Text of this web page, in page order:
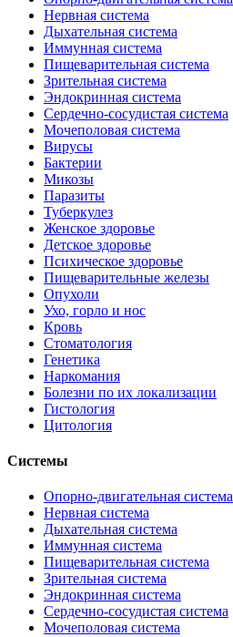
Нервная система
Дыхательная система
Иммунная система
Пищеварительная система
Зрительная система
Эндокринная система
Сердечно-сосудистая система
Мочеполовая система
Вирусы
Бактерии
Микозы
Паразиты
Туберкулез
Женское здоровье
Детское здоровье
Психическое здоровье
Пищеварительные железы
Опухоли
Ухо, горло и нос
Кровь
Стоматология
Генетика
Наркомания
Болезни по их локализации
Гистология
Цитология
Системы
Опорно-двигательная система
Нервная система
Дыхательная система
Иммунная система
Пищеварительная система
Зрительная система
Эндокринная система
Сердечно-сосудистая система
Мочеполовая система